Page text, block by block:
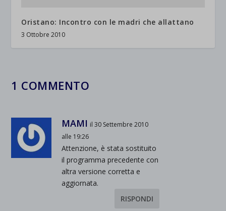
Oristano: Incontro con le madri che allattano
3 Ottobre 2010
1 COMMENTO
MAMI il 30 Settembre 2010
alle 19:26
Attenzione, è stata sostituito
il programma precedente con
altra versione corretta e
aggiornata.
RISPONDI